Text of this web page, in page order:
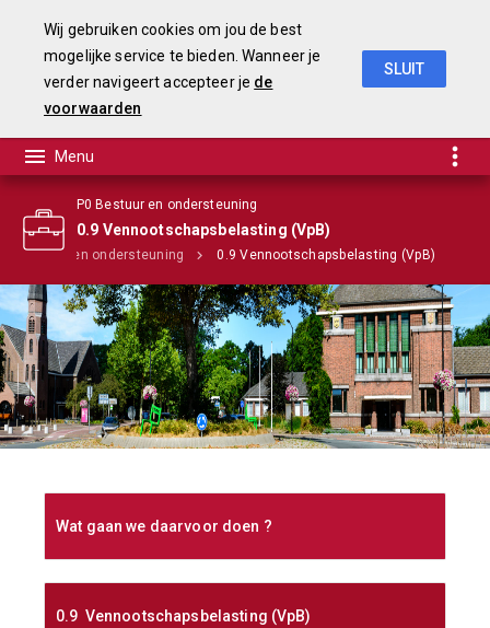
P0 Bestuur en ondersteuning
0.9 Vennootschapsbelasting (VpB)
P0 Bestuur en ondersteuning 0.9 Vennootschapsbelasting (VpB)
Wat gaan we daarvoor doen ?
0.9 Vennootschapsbelasting (VpB)
Wij gebruiken cookies om jou de best
mogelijke service te bieden. Wanneer je
verder navigeert accepteer je de
voorwaarden
SLUIT